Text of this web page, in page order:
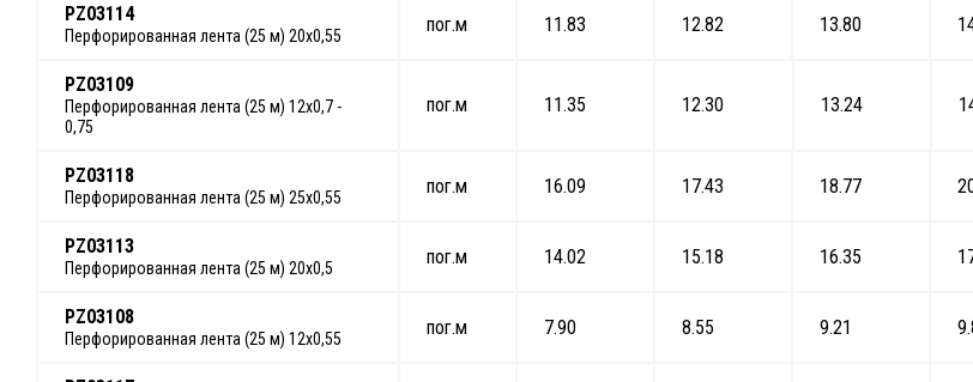
PZ03114
Перфорированная лента (25 м) 20х0,55
пог.м 11.83 12.82 13.80
PZ03109
Перфорированная лента (25 м) 12х0,7 -
0,75
пог.м 11.35 12.30 13.24
PZ03118
Перфорированная лента (25 м) 25х0,55
пог.м 16.09 17.43 18.77
PZ03113
Перфорированная лента (25 м) 20х0,5
пог.м 14.02 15.18 16.35
PZ03108
Перфорированная лента (25 м) 12х0,55
пог.м 7.90 8.55 9.21